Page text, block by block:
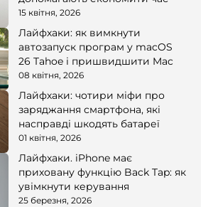
15 квітня, 2026
Лайфхаки: як вимкнути
автозапуск програм у macOS
26 Tahoe і пришвидшити Mac
08 квітня, 2026
Лайфхаки: чотири міфи про
заряджання смартфона, які
насправді шкодять батареї
01 квітня, 2026
Лайфхаки. iPhone має
приховану функцію Back Tap: як
увімкнути керування
25 березня, 2026